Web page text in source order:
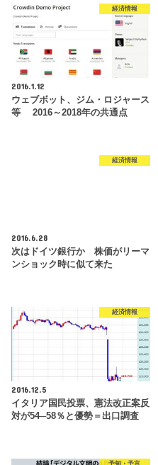
経済情報
2016.1.12
ウェブボット、ジム・ロジャース
等 2016～2018年の共通点
経済情報
2016.6.28
次はドイツ銀行か 株価がリーマ
ンショック時に似て来た
経済情報
2016.12.5
イタリア国民投票、憲法改正案反
対が54─58％と優勢＝出口調査